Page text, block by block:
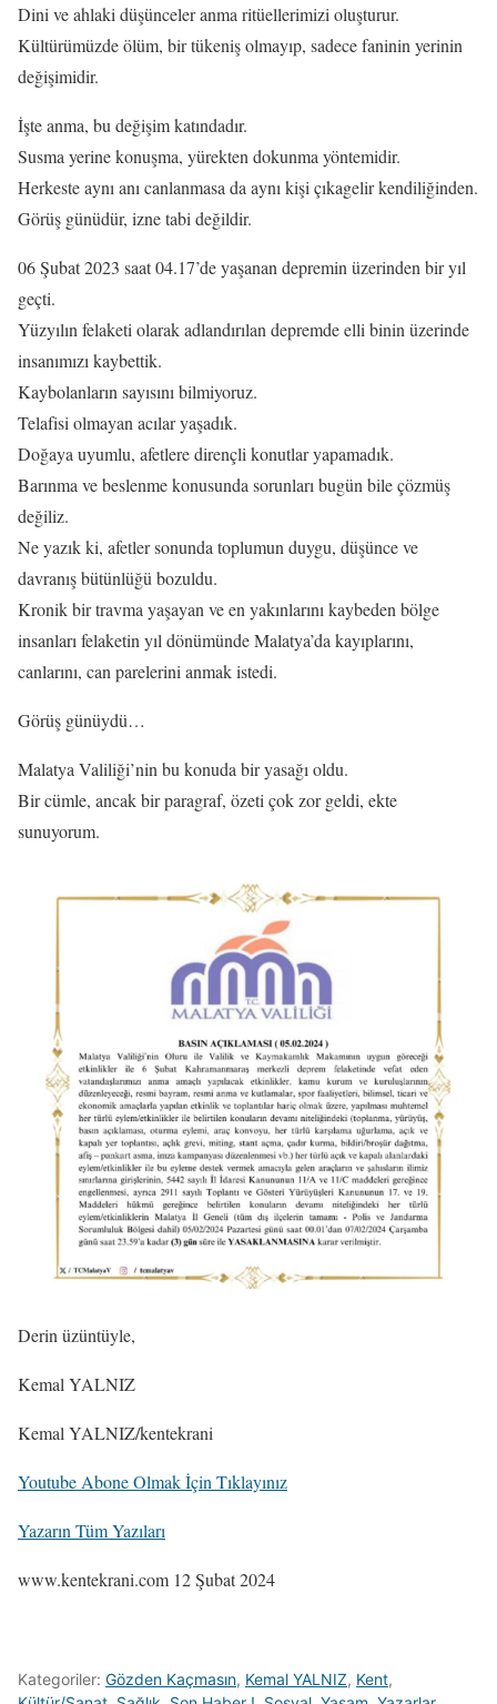
Dini ve ahlaki düşünceler anma ritüellerimizi oluşturur.
Kültürümüzde ölüm, bir tükeniş olmayıp, sadece faninin yerinin
değişimidir.
İşte anma, bu değişim katındadır.
Susma yerine konuşma, yürekten dokunma yöntemidir.
Herkeste aynı anı canlanmasa da aynı kişi çıkagelir kendiliğinden.
Görüş günüdür, izne tabi değildir.
06 Şubat 2023 saat 04.17’de yaşanan depremin üzerinden bir yıl
geçti.
Yüzyılın felaketi olarak adlandırılan depremde elli binin üzerinde
insanımızı kaybettik.
Kaybolanların sayısını bilmiyoruz.
Telafisi olmayan acılar yaşadık.
Doğaya uyumlu, afetlere dirençli konutlar yapamadık.
Barınma ve beslenme konusunda sorunları bugün bile çözmüş
değiliz.
Ne yazık ki, afetler sonunda toplumun duygu, düşünce ve
davranış bütünlüğü bozuldu.
Kronik bir travma yaşayan ve en yakınlarını kaybeden bölge
insanları felaketin yıl dönümünde Malatya’da kayıplarını,
canlarını, can parelerini anmak istedi.
Görüş günüydü…
Malatya Valiliği’nin bu konuda bir yasağı oldu.
Bir cümle, ancak bir paragraf, özeti çok zor geldi, ekte
sunuyorum.
Derin üzüntüyle,
Kemal YALNIZ
Kemal YALNIZ/kentekrani
Youtube Abone Olmak İçin Tıklayınız
Yazarın Tüm Yazıları
www.kentekrani.com 12 Şubat 2024
Kategoriler: Gözden Kaçmasın, Kemal YALNIZ, Kent,